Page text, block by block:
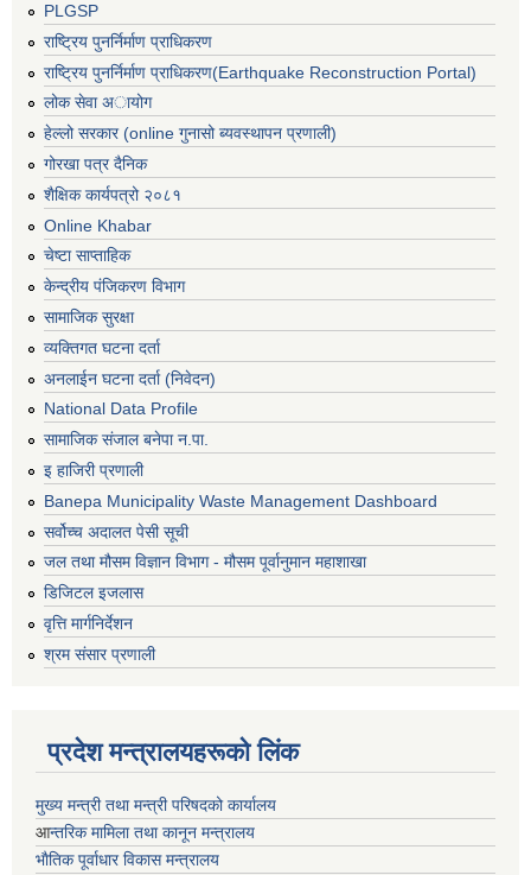
PLGSP
राष्ट्रिय पुनर्निर्माण प्राधिकरण
राष्ट्रिय पुनर्निर्माण प्राधिकरण(Earthquake Reconstruction Portal)
लोक सेवा अायोग
हेल्लो सरकार (online गुनासो ब्यवस्थापन प्रणाली)
गोरखा पत्र दैनिक
शैक्षिक कार्यपत्रो २०८१
Online Khabar
चेष्टा साप्ताहिक
केन्द्रीय पंजिकरण विभाग
सामाजिक सुरक्षा
व्यक्तिगत घटना दर्ता
अनलाईन घटना दर्ता (निवेदन)
National Data Profile
सामाजिक संजाल बनेपा न.पा.
इ हाजिरी प्रणाली
Banepa Municipality Waste Management Dashboard
सर्वोच्च अदालत पेसी सूची
जल तथा मौसम विज्ञान विभाग - मौसम पूर्वानुमान महाशाखा
डिजिटल इजलास
वृत्ति मार्गनिर्देशन
श्रम संसार प्रणाली
प्रदेश मन्त्रालयहरूको लिंक
मुख्य मन्त्री तथा मन्त्री परिषदको कार्यालय
आन्तरिक मामिला तथा कानून मन्त्रालय
भाैतिक पूर्वाधार विकास मन्त्रालय